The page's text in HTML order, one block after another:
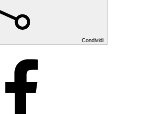
Condividi